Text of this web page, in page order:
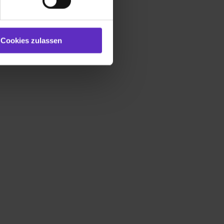
auch damit
du nur bestimmte
erlauben“. Die
Media und Marketing“
dem Punkt
Cookies zulassen